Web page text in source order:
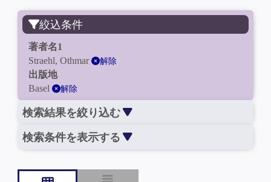
絞込条件
著者名1
Straehl, Othmar
解除
出版地
Basel
解除
検索結果を絞り込む
検索条件を表示する